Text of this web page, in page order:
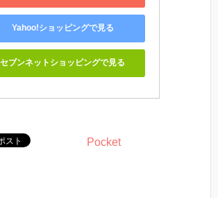
Yahoo!ショッピングで見る
セブンネットショッピングで見る
Pocket